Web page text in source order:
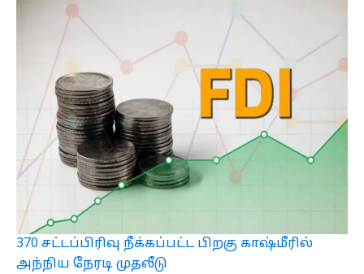
370 சட்டப்பிரிவு நீக்கப்பட்ட பிறகு காஷ்மீரில்
அந்நிய நேரடி முதலீடு